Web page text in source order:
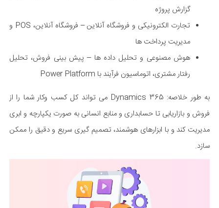
گزارش پروژه
تجارت الکترونیکی و فروشگاه آنلاین – فروشگاه آنلاین، POS و
مدیریت پرداخت ها
هوش مصنوعی و تحلیل داده ها – پیش بینی فروش، تحلیل
رفتار مشتری، اتوماسیون فرآیند با Power Platform
به طور خلاصه: Dynamics 365 می تواند کل کسب وکار شما را از
فروش و بازاریابی تا حسابداری و منابع انسانی به صورت یکپارچه و ابری
مدیریت کند و با ابزارهای هوشمند، تصمیم گیری سریع و دقیق را ممکن
سازد.